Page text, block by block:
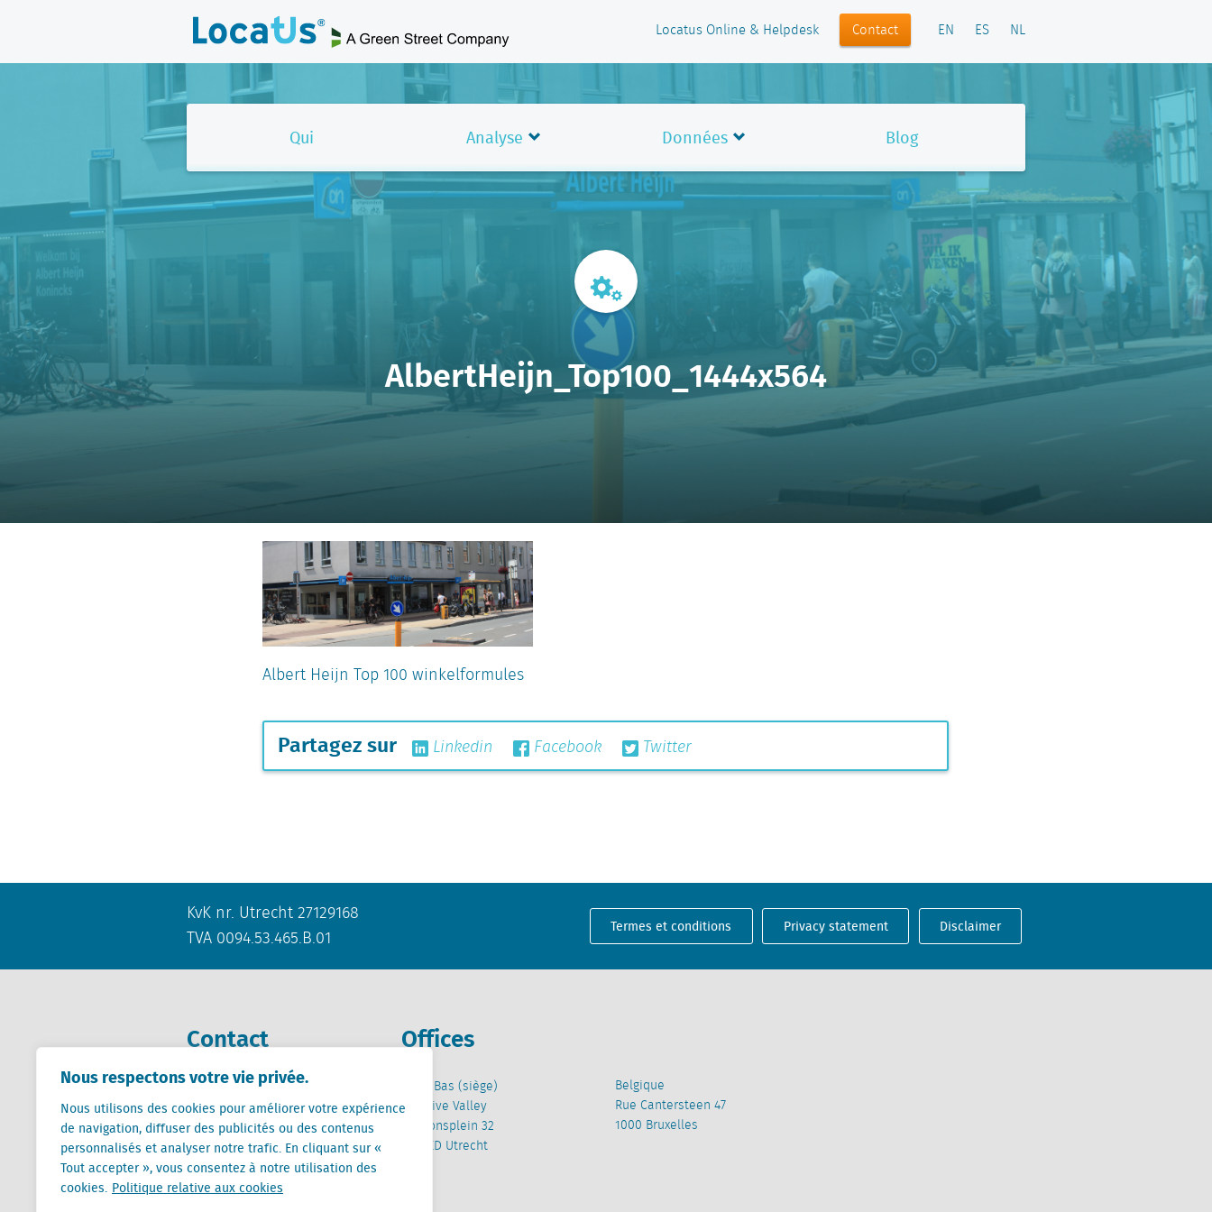
Nous respectons votre vie privée.
Nous utilisons des cookies pour améliorer votre expérience
de navigation, diffuser des publicités ou des contenus
personnalisés et analyser notre trafic. En cliquant sur «
Tout accepter », vous consentez à notre utilisation des
cookies. Politique relative aux cookies
Locatus Online & Helpdesk Contact EN ES NL
Qui Analyse Données Blog
AlbertHeijn_Top100_1444x564
Albert Heijn Top 100 winkelformules
Partagez sur Linkedin Facebook Twitter
KvK nr. Utrecht 27129168
TVA 0094.53.465.B.01
Termes et conditions Privacy statement Disclaimer
Contact
+31 (0) 85 760 3283
+32 (0) 2 267 2800
info@locatus.com
Offices
Pays-Bas (siège)
Creative Valley
Stationsplein 32
3511 ED Utrecht
Belgique
Rue Cantersteen 47
1000 Bruxelles